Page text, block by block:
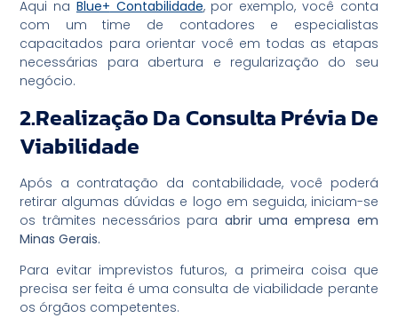
Aqui na Blue+ Contabilidade, por exemplo, você conta
com um time de contadores e especialistas
capacitados para orientar você em todas as etapas
necessárias para abertura e regularização do seu
negócio.
2.Realização Da Consulta Prévia De
Viabilidade
Após a contratação da contabilidade, você poderá
retirar algumas dúvidas e logo em seguida, iniciam-se
os trâmites necessários para abrir uma empresa em
Minas Gerais.
Para evitar imprevistos futuros, a primeira coisa que
precisa ser feita é uma consulta de viabilidade perante
os órgãos competentes.